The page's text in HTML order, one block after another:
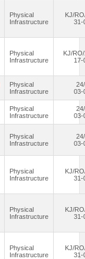
Physical
Infrastructure
KJ/
31-
Physical
Infrastructure
KJ/
17-
Physical
Infrastructure
03-
Physical
Infrastructure
03-
Physical
Infrastructure
03-
Physical
Infrastructure
KJ/
31-
Physical
Infrastructure
KJ/
31-
Physical
Infrastructure
KJ/
31-